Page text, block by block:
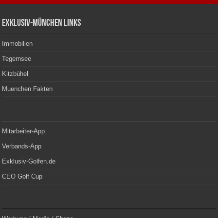
Exklusiv-München Links
Immobilien
Tegernsee
Kitzbühel
Muenchen Fakten
Mitarbeiter-App
Verbands-App
Exklusiv-Golfen.de
CEO Golf Cup